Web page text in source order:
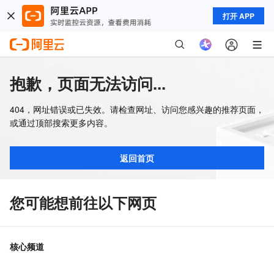
打开 APP
抱歉，页面无法访问...
404，网址错误或已失效。请检查网址、访问您感兴趣的推荐页面，
或通过顶部搜索更多内容。
返回首页
您可能想前往以下网页
核心频道